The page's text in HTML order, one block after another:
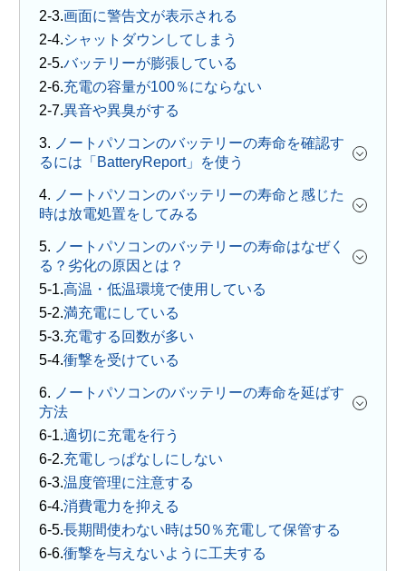
画面に警告文が表示される
シャットダウンしてしまう
バッテリーが膨張している
充電の容量が100％にならない
異音や異臭がする
3. ノートパソコンのバッテリーの寿命を確認す
るには「BatteryReport」を使う
4. ノートパソコンのバッテリーの寿命と感じた
時は放電処置をしてみる
5. ノートパソコンのバッテリーの寿命はなぜく
る？劣化の原因とは？
高温・低温環境で使用している
満充電にしている
充電する回数が多い
衝撃を受けている
6. ノートパソコンのバッテリーの寿命を延ばす
方法
適切に充電を行う
充電しっぱなしにしない
温度管理に注意する
消費電力を抑える
長期間使わない時は50％充電して保管する
衝撃を与えないように工夫する